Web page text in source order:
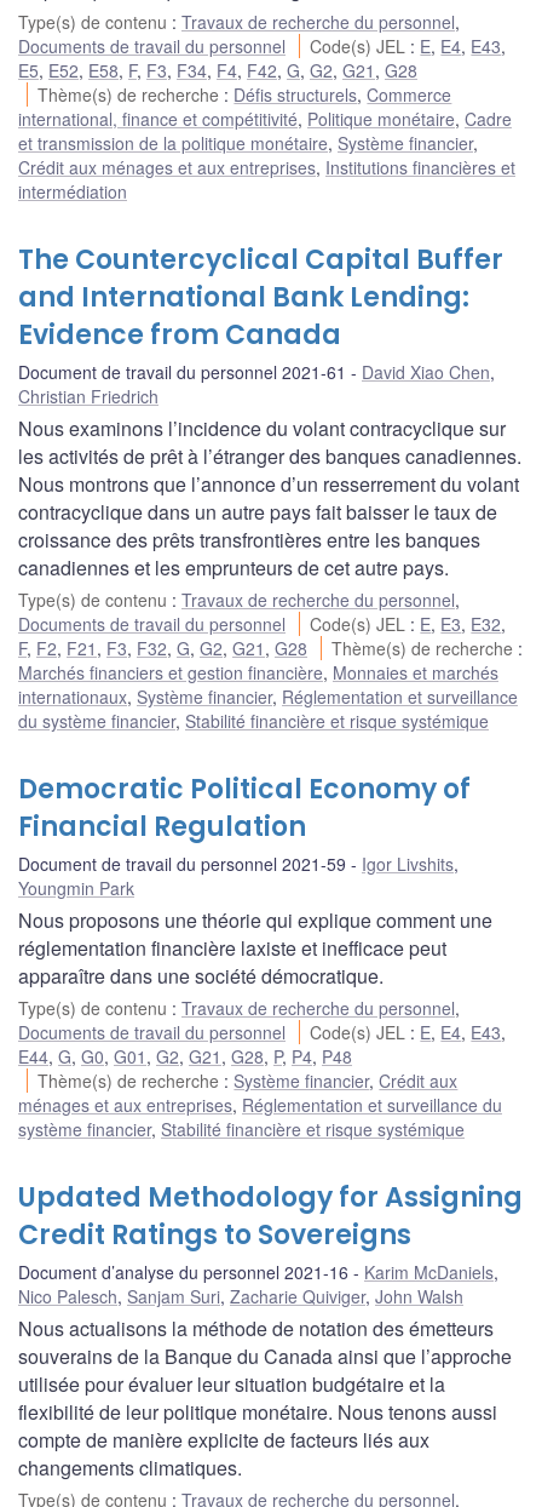
Type(s) de contenu : Travaux de recherche du personnel,
Documents de travail du personnel
Code(s) JEL : E, E4, E43,
E5, E52, E58, F, F3, F34, F4, F42, G, G2, G21 , G28
Thème(s) de recherche : Défis structurels,Commerce
international, finance et compétitivité, Politique monétaire, Cadre
et transmission de la politique monétaire, Système financier,
Crédit aux ménages et aux entreprises, Institutions financières et
intermédiation
The Countercyclical Capital Buffer
and International Bank Lending:
Evidence from Canada
Document de travail du personnel 2021-61 David Xiao Chen,
Christian Friedrich
Nous examinons l’incidence du volant contracyclique sur
les activités de prêt à l’étranger des banques canadiennes.
Nous montrons que l’annonce d’un resserrement du volant
contracyclique dans un autre pays fait baisser le taux de
croissance des prêts transfrontières entre les banques
canadiennes et les emprunteurs de cet autre pays.
Type(s) de contenu : Travaux de recherche du personnel,
Documents de travail du personnel
Code(s) JEL : E, E3, E32,
F, F2, F21 , F3, F32, G, G2, G21 , G28 Thème(s) de recherche :
Marchés financiers et gestion financière, Monnaies et marchés
internationaux, Système financier, Réglementation et surveillance
du système financier, Stabilité financière et risque systémique
Democratic Political Economy of
Financial Regulation
Document de travail du personnel 2021-59 Igor Livshits,
Youngmin Park
Nous proposons une théorie qui explique comment une
réglementation financière laxiste et inefficace peut
apparaître dans une société démocratique.
Type(s) de contenu : Travaux de recherche du personnel,
Documents de travail du personnel
Code(s) JEL : E, E4, E43,
E44, G, G0, G01 , G2, G21 , G28, P, P4, P48
Thème(s) de recherche : Système financier,Crédit aux
ménages et aux entreprises, Réglementation et surveillance du
système financier, Stabilité financière et risque systémique
Updated Methodology for Assigning
Credit Ratings to Sovereigns
Document d’analyse du personnel 2021-16 Karim McDaniels,
Nico Palesch, Sanjam Suri, Zacharie Quiviger, John Walsh
Nous actualisons la méthode de notation des émetteurs
souverains de la Banque du Canada ainsi que l’approche
utilisée pour évaluer leur situation budgétaire et la
flexibilité de leur politique monétaire. Nous tenons aussi
compte de manière explicite de facteurs liés aux
changements climatiques.
Type(s) de contenu : Travaux de recherche du personnel,